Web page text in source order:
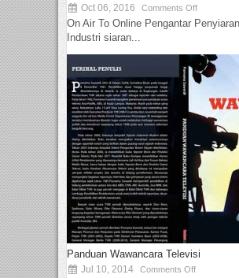
Oct 06, 2016 Comments Off
On Air To Online Pengantar
Industri siaran...
Panduan Wawancara Televisi
Jul 10, 2014 Comments Off